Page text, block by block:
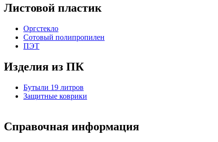
Листовой пластик
Оргстекло
Cотовый полипропилен
ПЭТ
Изделия из ПК
Бутыли 19 литров
Защитные коврики
Справочная информация